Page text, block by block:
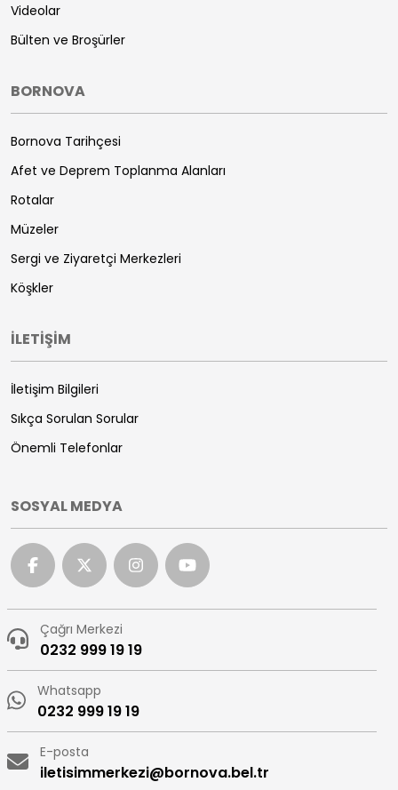
Videolar
Bülten ve Broşürler
BORNOVA
Bornova Tarihçesi
Afet ve Deprem Toplanma Alanları
Rotalar
Müzeler
Sergi ve Ziyaretçi Merkezleri
Köşkler
İLETİŞİM
İletişim Bilgileri
Sıkça Sorulan Sorular
Önemli Telefonlar
SOSYAL MEDYA
Çağrı Merkezi
0232 999 19 19
Whatsapp
0232 999 19 19
E-posta
iletisimmerkezi@bornova.bel.tr